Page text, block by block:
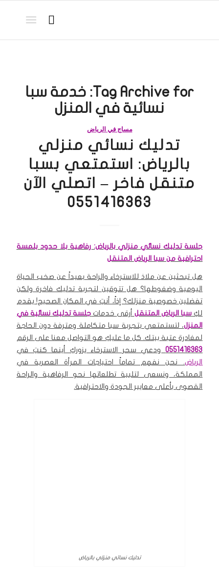
Tag Archive for: خدمة سبا
نسائية في المنزل
مساج في الرياض
تدليك نسائي منزلي
بالرياض: استمتعي بسبا
متنقل فاخر – اتصلي الآن
0551416363
جلسة تدليك نسائي منزلي بالرياض: رفاهية بلا حدود بلمسة
احترافية من سبا الرياض المتنقل
هل تبحثين عن ملاذ للاسترخاء والراحة بعيداً عن صخب الحياة
اليومية وضغوطها؟ هل تتوقين لتجربة تدليك فاخرة ولكن
تفضلين خصوصية منزلك؟ إذاً، أنتِ في المكان الصحيح! يقدم
لكِ سبا الرياض المتنقل أرقى خدمات جلسة تدليك نسائية في
المنزل، لتستمتعي بتجربة سبا متكاملة ومترفة دون الحاجة
لمغادرة عتبة بيتك. كل ما عليكِ هو التواصل معنا على الرقم
0551416363ودعي سحر الاسترخاء يزوركِ أينما كنتِ في
الرياض. نحن نفهم تماماً احتياجات المرأة العصرية في
المملكة، ونسعى لتلبية تطلعاتها نحو الرفاهية والراحة
القصوى بأعلى معايير الجودة والاحترافية.
تدليك نسائي منزلي بالرياض